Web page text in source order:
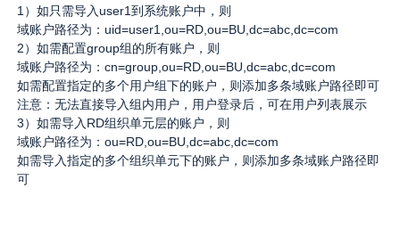
1）如只需导入user1到系统账户中，则
域账户路径为：uid=user1,ou=RD,ou=BU,dc=abc,dc=com
2）如需配置group组的所有账户，则
域账户路径为：cn=group,ou=RD,ou=BU,dc=abc,dc=com
如需配置指定的多个用户组下的账户，则添加多条域账户路径即可
注意：无法直接导入组内用户，用户登录后，可在用户列表展示
3）如需导入RD组织单元层的账户，则
域账户路径为：ou=RD,ou=BU,dc=abc,dc=com
如需导入指定的多个组织单元下的账户，则添加多条域账户路径即
可